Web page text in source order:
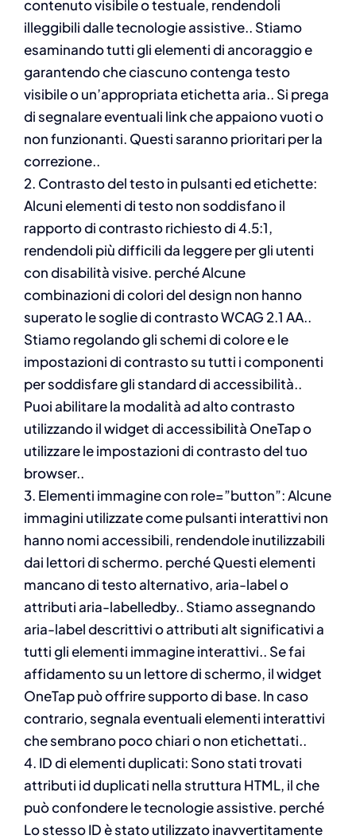
contenuto visibile o testuale, rendendoli
illeggibili dalle tecnologie assistive.. Stiamo
esaminando tutti gli elementi di ancoraggio e
garantendo che ciascuno contenga testo
visibile o un’appropriata etichetta aria.. Si prega
di segnalare eventuali link che appaiono vuoti o
non funzionanti. Questi saranno prioritari per la
correzione..
2. Contrasto del testo in pulsanti ed etichette:
Alcuni elementi di testo non soddisfano il
rapporto di contrasto richiesto di 4.5:1,
rendendoli più difficili da leggere per gli utenti
con disabilità visive. perché Alcune
combinazioni di colori del design non hanno
superato le soglie di contrasto WCAG 2.1 AA..
Stiamo regolando gli schemi di colore e le
impostazioni di contrasto su tutti i componenti
per soddisfare gli standard di accessibilità..
Puoi abilitare la modalità ad alto contrasto
utilizzando il widget di accessibilità OneTap o
utilizzare le impostazioni di contrasto del tuo
browser..
3. Elementi immagine con role=”button”: Alcune
immagini utilizzate come pulsanti interattivi non
hanno nomi accessibili, rendendole inutilizzabili
dai lettori di schermo. perché Questi elementi
mancano di testo alternativo, aria-label o
attributi aria-labelledby.. Stiamo assegnando
aria-label descrittivi o attributi alt significativi a
tutti gli elementi immagine interattivi.. Se fai
affidamento su un lettore di schermo, il widget
OneTap può offrire supporto di base. In caso
contrario, segnala eventuali elementi interattivi
che sembrano poco chiari o non etichettati..
4. ID di elementi duplicati: Sono stati trovati
attributi id duplicati nella struttura HTML, il che
può confondere le tecnologie assistive. perché
Lo stesso ID è stato utilizzato inavvertitamente